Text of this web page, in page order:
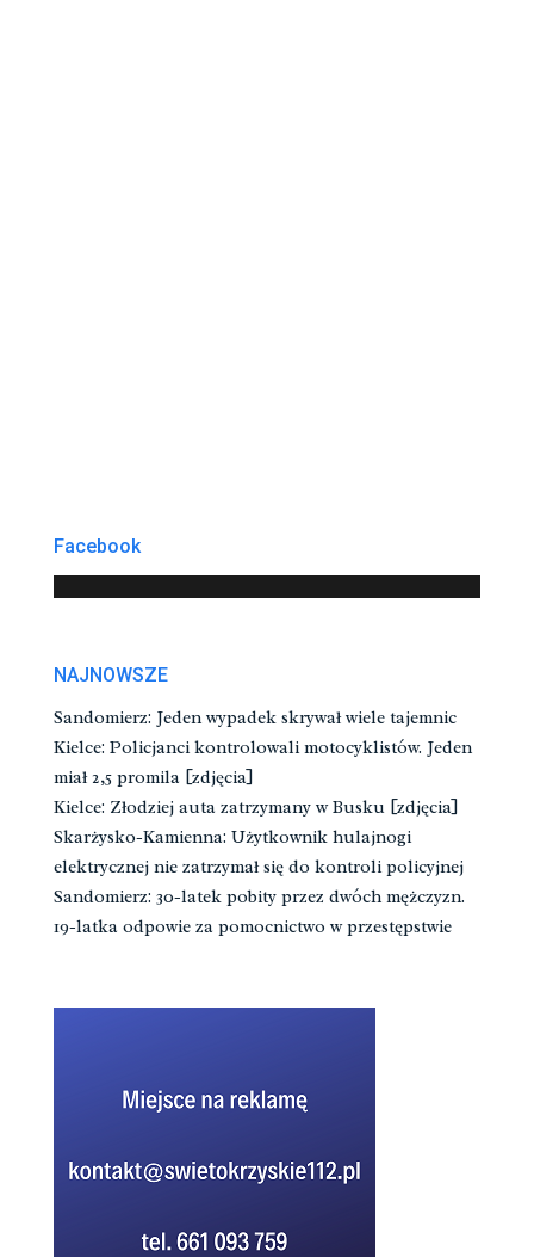
Facebook
NAJNOWSZE
Sandomierz: Jeden wypadek skrywał wiele tajemnic
Kielce: Policjanci kontrolowali motocyklistów. Jeden
miał 2,5 promila [zdjęcia]
Kielce: Złodziej auta zatrzymany w Busku [zdjęcia]
Skarżysko-Kamienna: Użytkownik hulajnogi
elektrycznej nie zatrzymał się do kontroli policyjnej
Sandomierz: 30-latek pobity przez dwóch mężczyzn.
19-latka odpowie za pomocnictwo w przestępstwie